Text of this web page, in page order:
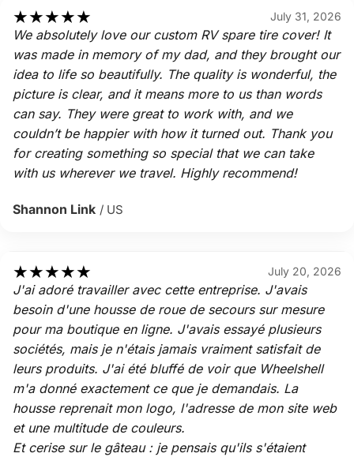
★★★★★ July 31, 2026
We absolutely love our custom RV spare tire cover! It
was made in memory of my dad, and they brought our
idea to life so beautifully. The quality is wonderful, the
picture is clear, and it means more to us than words
can say. They were great to work with, and we
couldn’t be happier with how it turned out. Thank you
for creating something so special that we can take
with us wherever we travel. Highly recommend!
Shannon Link / US
★★★★★ July 20, 2026
J'ai adoré travailler avec cette entreprise. J'avais
besoin d'une housse de roue de secours sur mesure
pour ma boutique en ligne. J'avais essayé plusieurs
sociétés, mais je n'étais jamais vraiment satisfait de
leurs produits. J'ai été bluffé de voir que Wheelshell
m'a donné exactement ce que je demandais. La
housse reprenait mon logo, l'adresse de mon site web
et une multitude de couleurs.
Et cerise sur le gâteau : je pensais qu'ils s'étaient